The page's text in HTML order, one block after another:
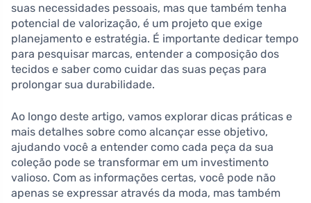
suas necessidades pessoais, mas que também tenha
potencial de valorização, é um projeto que exige
planejamento e estratégia. É importante dedicar tempo
para pesquisar marcas, entender a composição dos
tecidos e saber como cuidar das suas peças para
prolongar sua durabilidade.
Ao longo deste artigo, vamos explorar dicas práticas e
mais detalhes sobre como alcançar esse objetivo,
ajudando você a entender como cada peça da sua
coleção pode se transformar em um investimento
valioso. Com as informações certas, você pode não
apenas se expressar através da moda, mas também